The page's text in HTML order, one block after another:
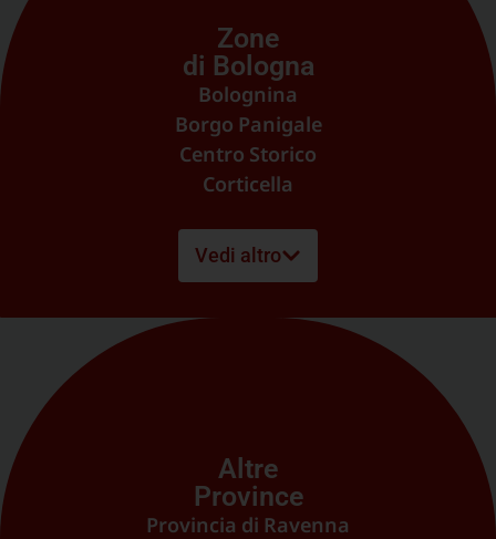
Pianoro
San Lazzaro di Savena
Sasso Marconi
Valsamoggia
Zola Predosa
Zone
di Bologna
Bolognina
Borgo Panigale
Centro Storico
Corticella
Lame
Vedi altro
Altre
Province
Provincia di Ravenna